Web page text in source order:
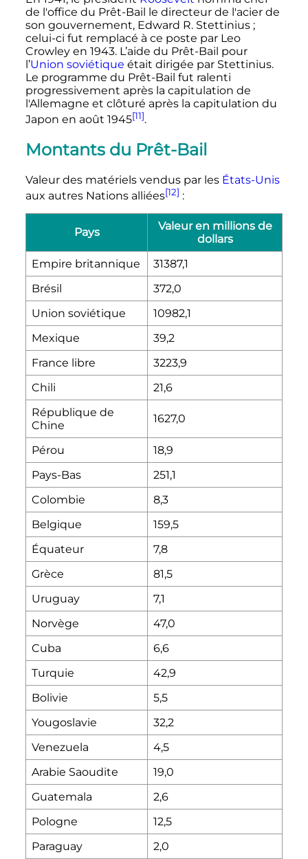
de l'office du Prêt-Bail le directeur de l'acier de
son gouvernement, Edward R. Stettinius ;
celui-ci fut remplacé à ce poste par Leo
Crowley en 1943. L’aide du Prêt-Bail pour
l’Union soviétique était dirigée par Stettinius.
Le programme du Prêt-Bail fut ralenti
progressivement après la capitulation de
l'Allemagne et clôturé après la capitulation du
Japon en août 1945[11].
Montants du Prêt-Bail
Valeur des matériels vendus par les États-Unis
aux autres Nations alliées[12] :
Pays
Valeur en millions de
dollars
Empire britannique
31387,1
Brésil
372,0
Union soviétique
10982,1
Mexique
39,2
France libre
3223,9
Chili
21,6
République de
Chine
1627,0
Pérou
18,9
Pays-Bas
251,1
Colombie
8,3
Belgique
159,5
Équateur
7,8
Grèce
81,5
Uruguay
7,1
Norvège
47,0
Cuba
6,6
Turquie
42,9
Bolivie
5,5
Yougoslavie
32,2
Venezuela
4,5
Arabie Saoudite
19,0
Guatemala
2,6
Pologne
12,5
Paraguay
2,0